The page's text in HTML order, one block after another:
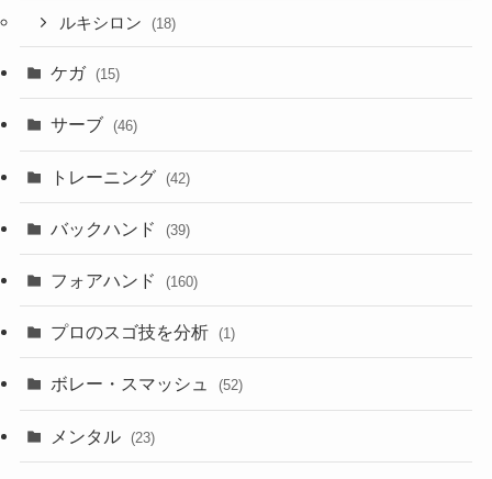
ルキシロン (18)
ケガ (15)
サーブ (46)
トレーニング (42)
バックハンド (39)
フォアハンド (160)
プロのスゴ技を分析 (1)
ボレー・スマッシュ (52)
メンタル (23)